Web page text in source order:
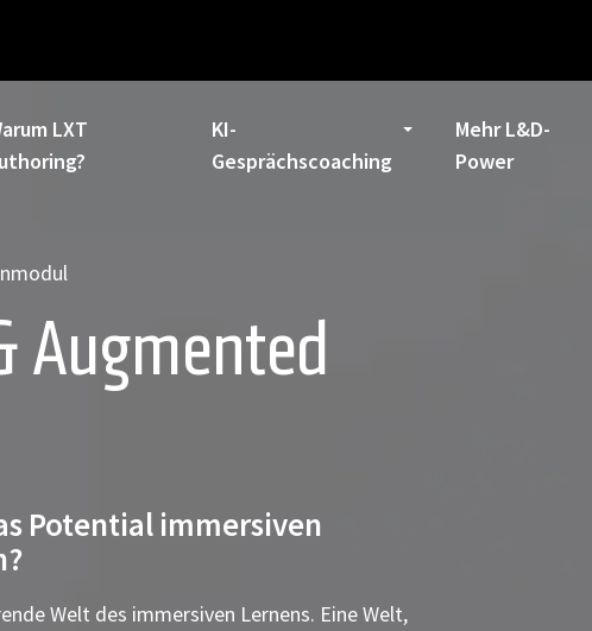
LXT
KI-
Gesprächscoaching
Mehr L&D-
Power
Augmented
Potential immersiven
Welt des immersiven Lernens. Eine Welt,